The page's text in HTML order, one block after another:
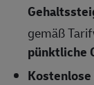
gemäß
pünktliche
Kostenlose